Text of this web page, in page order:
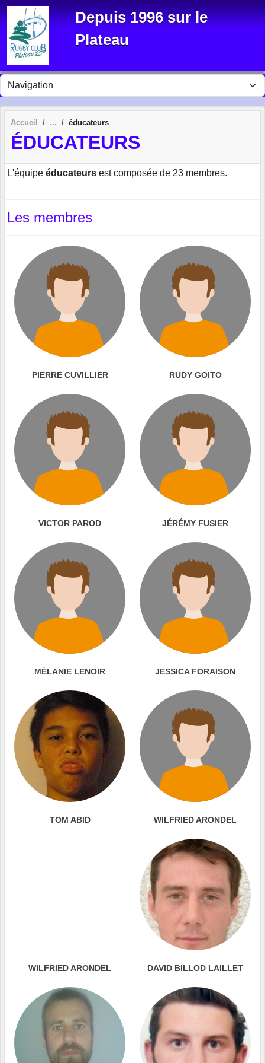
Depuis 1996 sur le
Plateau
Accueil éducateurs
ÉDUCATEURS
L'équipe éducateurs est composée de 23 membres.
Les membres
PIERRE CUVILLIER RUDY GOITO
VICTOR PAROD JÉRÉMY FUSIER
MÉLANIE LENOIR JESSICA FORAISON
TOM ABID WILFRIED ARONDEL
WILFRIED ARONDEL DAVID BILLOD LAILLET
Panneau de gestion des cookies